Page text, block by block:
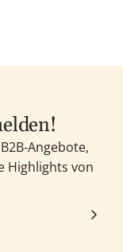
Angebote,
Highlights von